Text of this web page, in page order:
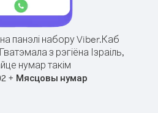
панэлі набору Viber.Каб
з рэгіёна Ізраіль,
нумар такім
+ Мясцовы нумар